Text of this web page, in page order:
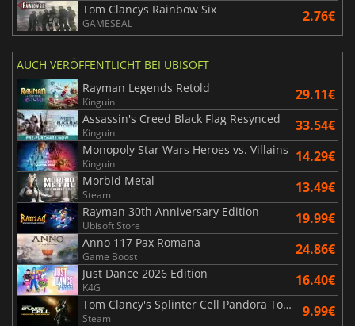
Tom Clancys Rainbow Six
GAMESEAL 2.76€
AUCH VERÖFFENTLICHT BEI UBISOFT
Rayman Legends Retold
Kinguin 29.11€
Assassin's Creed Black Flag Resynced
Kinguin 33.54€
Monopoly Star Wars Heroes vs. Villains
Kinguin 14.29€
Morbid Metal
Steam 13.49€
Rayman 30th Anniversary Edition
Ubisoft Store 19.99€
Anno 117 Pax Romana
Game Boost 24.86€
Just Dance 2026 Edition
K4G 16.40€
Tom Clancy's Splinter Cell Pandora Tomorrow
Steam 9.99€